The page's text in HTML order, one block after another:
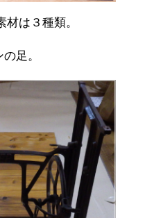
は３種類。
足。